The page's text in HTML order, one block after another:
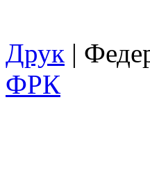
Друк |
ФРК